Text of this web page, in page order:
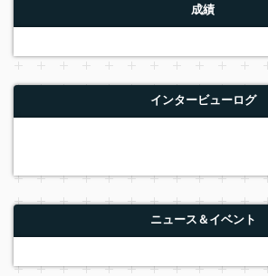
成績
インタービューログ
ニュース＆イベント